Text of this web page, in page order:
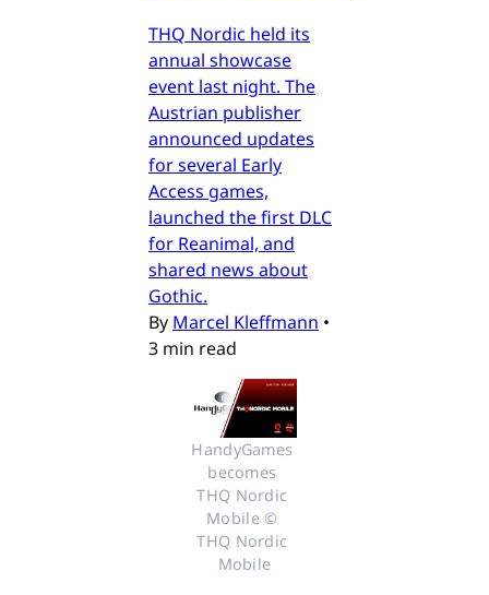
THQ Nordic held its
annual showcase
event last night. The
Austrian publisher
announced updates
for several Early
Access games,
launched the first DLC
for Reanimal, and
shared news about
Gothic.
By Marcel Kleffmann •
3 min read
HandyGames
becomes
THQ Nordic
Mobile ©
THQ Nordic
Mobile